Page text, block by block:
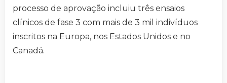
processo de aprovação incluiu três ensaios
clínicos de fase 3 com mais de 3 mil indivíduos
inscritos na Europa, nos Estados Unidos e no
Canadá.